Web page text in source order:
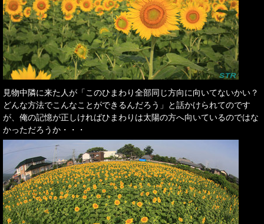
見物中隣に来た人が「このひまわり全部同じ方向に向いてないかい？
どんな方法でこんなことができるんだろう」と話かけられてのです
が、俺の記憶が正しければひまわりは太陽の方へ向いているのではな
かっただろうか・・・